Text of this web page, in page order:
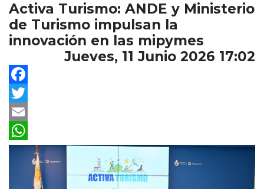
Activa Turismo: ANDE y Ministerio
de Turismo impulsan la
innovación en las mipymes
Jueves, 11 Junio 2026 17:02
Facebook
Twitter
Email
WhatsApp